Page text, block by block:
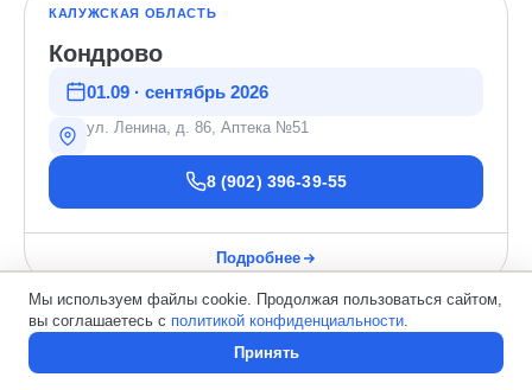
КАЛУЖСКАЯ ОБЛАСТЬ
Кондрово
01.09 · сентябрь 2026
ул. Ленина, д. 86, Аптека №51
8 (902) 396-39-55
Подробнее
КАЛУЖСКАЯ ОБЛАСТЬ
Медынь Запись Контакты
Мы используем файлы cookie. Продолжая пользоваться сайтом,
вы соглашаетесь с политикой конфиденциальности.
Принять